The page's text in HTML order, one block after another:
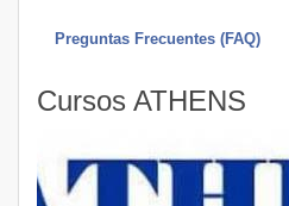
Preguntas Frecuentes (FAQ)
Cursos ATHENS